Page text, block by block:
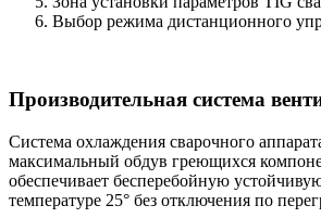
Выбор режима дистанционного
Производительная система
Система охлаждения сварочного
максимальный обдув греющихся
обеспечивает бесперебойную
температуре 25° без отключения по